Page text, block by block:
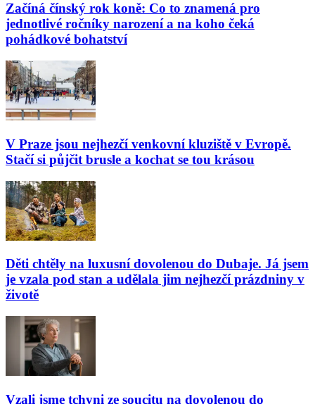
Začíná čínský rok koně: Co to znamená pro
jednotlivé ročníky narození a na koho čeká
pohádkové bohatství
V Praze jsou nejhezčí venkovní kluziště v Evropě.
Stačí si půjčit brusle a kochat se tou krásou
Děti chtěly na luxusní dovolenou do Dubaje. Já jsem
je vzala pod stan a udělala jim nejhezčí prázdniny v
životě
Vzali jsme tchyni ze soucitu na dovolenou do